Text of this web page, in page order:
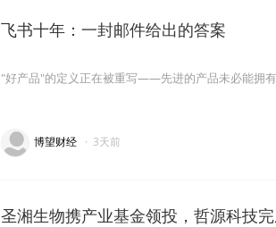
飞书十年：一封邮件给出的答案
"好产品"的定义正在被重写——先进的产品未必能拥有
博望财经 · 3天前
圣湘生物携产业基金领投，哲源科技